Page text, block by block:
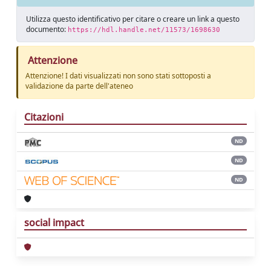
Utilizza questo identificativo per citare o creare un link a questo
documento: https://hdl.handle.net/11573/1698630
Attenzione
Attenzione! I dati visualizzati non sono stati sottoposti a
validazione da parte dell'ateneo
Citazioni
ND
ND
ND
social impact